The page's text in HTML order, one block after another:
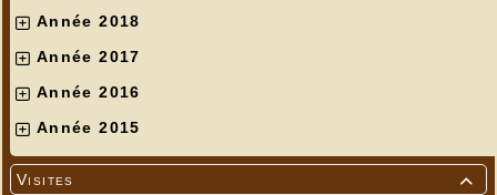
Année 2018
Année 2017
Année 2016
Année 2015

Visites